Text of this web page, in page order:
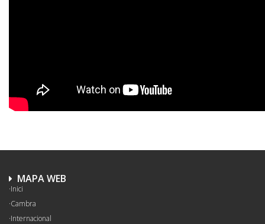
MAPA WEB
Inici
Cambra
Internacional